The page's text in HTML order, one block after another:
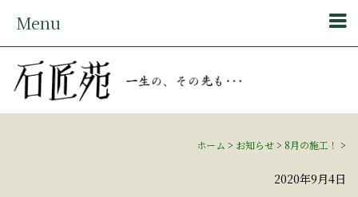
Menu
ホーム > お知らせ> 8月の施工！ >
2020年9月4日